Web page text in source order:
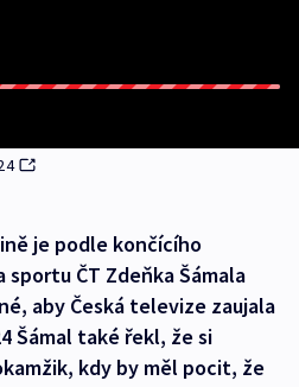
je podle končícího
ČT Zdeňka Šámala
aby Česká televize zaujala
Šámal také řekl, že si
kdy by měl pocit, že